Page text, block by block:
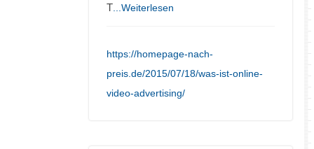
T ...Weiterlesen
https://homepage-nach-
preis.de/2015/07/18/was-ist-online-
video-advertising/